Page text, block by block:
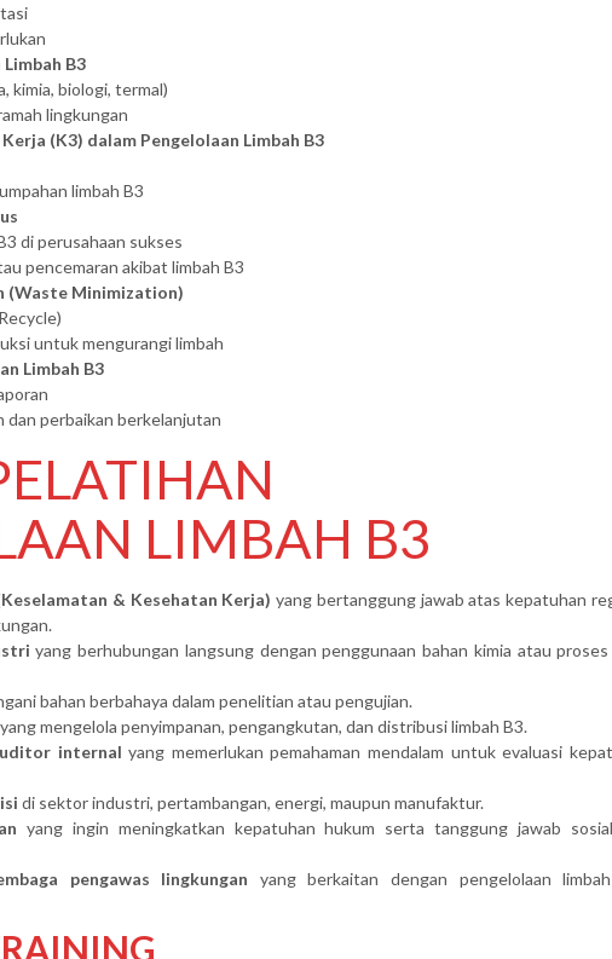
B3
kimia, biologi, termal)
lingkungan
(K3) dalam Pengelolaan Limbah B3
limbah B3
di perusahaan sukses
pencemaran akibat limbah B3
(Waste Minimization)
untuk mengurangi limbah
Limbah B3
perbaikan berkelanjutan
LIMBAH B3
& Kesehatan Kerja) yang bertanggung jawab atas kepatuhan
yang berhubungan langsung dengan penggunaan bahan kimia atau
bahan berbahaya dalam penelitian atau pengujian.
yang mengelola penyimpanan, pengangkutan, dan distribusi limbah B3.
internal yang memerlukan pemahaman mendalam untuk evaluasi
di sektor industri, pertambangan, energi, maupun manufaktur.
yang ingin meningkatkan kepatuhan hukum serta tanggung jawab
pengawas lingkungan yang berkaitan dengan pengelolaan